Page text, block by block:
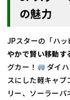
の魅力
JPスターの「ハ
やかで賢い移動す
グカー！
ダイ
スにした軽キャ
リー、ソーラーパ